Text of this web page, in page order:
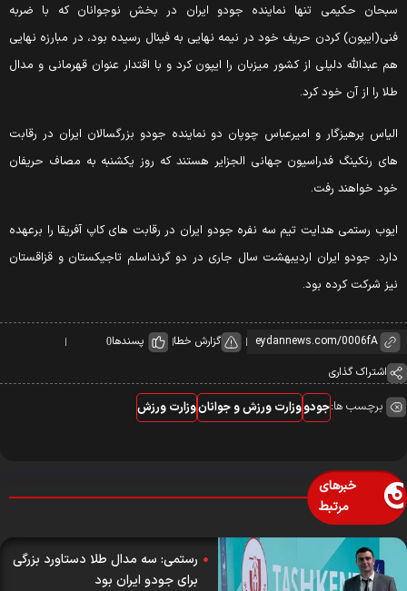
حکیمی تنها نماینده جودو ایران در بخش نوجوانان که با ضربه
کردن حریف خود در نیمه نهایی به فینال رسیده بود، در مبارزه نهایی
عبدالله دلیلی از کشور میزبان را ایپون کرد و با اقتدار عنوان قهرمانی و مدال
را از آن خود کرد.
پرهیزگار و امیرعباس چوپان دو نماینده جودو بزرگسالان ایران در رقابت
رنکینگ فدراسیون جهانی الجزایر هستند که روز یکشنبه به مصاف حریفان
خواهند رفت.
رستمی هدایت تیم سه نفره جودو ایران در رقابت های کاپ آفریقا را برعهده
جودو ایران اردیبهشت سال جاری در دو گرنداسلم تاجیکستان و قزاقستان
شرکت کرده بود.
گزارش خطا پسندها0
اشتراک گذاری
برچسب ها:جودووزارت ورزش و جوانانوزارت ورزش
خبرهای
مرتبط
رستمی: سه مدال طلا دستاورد بزرگی
برای جودو ایران بود